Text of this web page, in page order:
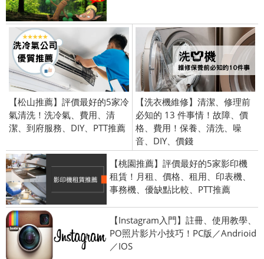
【松山推薦】評價最好的5家冷
氣清洗！洗冷氣、費用、清
潔、到府服務、DIY、PTT推薦
【洗衣機維修】清潔、修理前
必知的 13 件事情！故障、價
格、費用！保養、清洗、噪
音、DIY、價錢
【桃園推薦】評價最好的5家影印機
租賃！月租、價格、租用、印表機、
事務機、優缺點比較、PTT推薦
【Instagram入門】註冊、使用教學、
PO照片影片小技巧！PC版／Andrioid
／IOS